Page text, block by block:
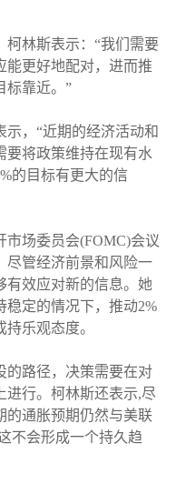
柯林斯表示：“我们需要
能更好地配对，进而推
标靠近。”
，“近期的经济活动和
要将政策维持在现有水
的目标有更大的信
场委员会(FOMC)会议
尽管经济前景和风险一
有效应对新的信息。她
稳定的情况下，推动2%
乐观态度。
的路径，决策需要在对
进行。柯林斯还表示,尽
的通胀预期仍然与美联
不会形成一个持久趋